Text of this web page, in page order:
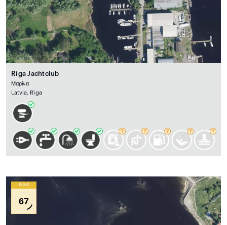
Riga Jachtclub
Μαρίνα
Latvia, Rīga
Wind
67